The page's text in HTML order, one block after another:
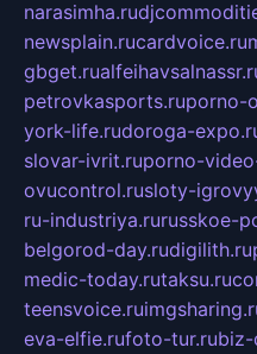
narasimha.ru
newsplain.rucardvoice.ru
gbget.ru
petrovkasports.ruporno-
york-life.rudoroga-
slovar-ivrit.ruporno-
ovucontrol.rusloty-
ru-industriya.rurusskoe-
belgorod-day.rudigilith.ru
medic-today.rutaksu.ru
teensvoice.ru
eva-elfie.rufoto-tur.rubiz-